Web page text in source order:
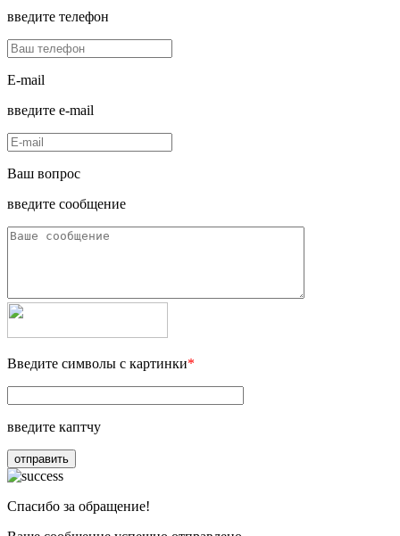
введите телефон
E-mail
введите e-mail
Ваш вопрос
введите сообщение
Введите символы с картинки*
введите каптчу
отправить
Спасибо за обращение!